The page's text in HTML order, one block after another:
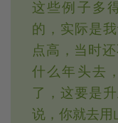
这些例子多
的，实际是
点高，当时
什么年头去
了，这要是
说，你就去用